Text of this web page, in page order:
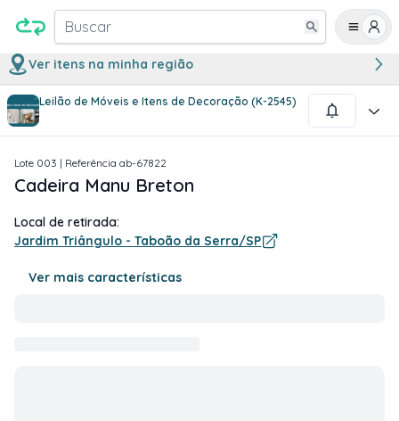
Buscar
Ver itens na minha região
Leilão de Móveis e Itens de Decoração (K-2545)
1/3
Lote 003 | Referência ab-67822
Cadeira Manu Breton
Local de retirada:
Jardim Triângulo - Taboão da Serra/SP
Ver mais características